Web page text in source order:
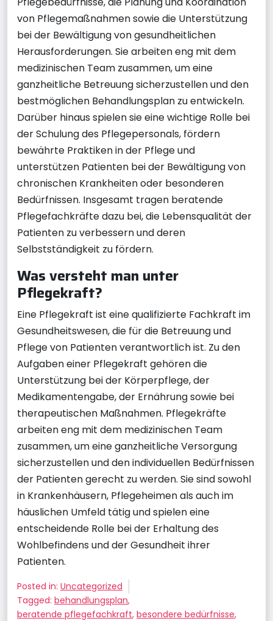
von Pflegemaßnahmen sowie die Unterstützung
bei der Bewältigung von gesundheitlichen
Herausforderungen. Sie arbeiten eng mit dem
medizinischen Team zusammen, um eine
ganzheitliche Betreuung sicherzustellen und den
bestmöglichen Behandlungsplan zu entwickeln.
Darüber hinaus spielen sie eine wichtige Rolle bei
der Schulung des Pflegepersonals, fördern
bewährte Praktiken in der Pflege und
unterstützen Patienten bei der Bewältigung von
chronischen Krankheiten oder besonderen
Bedürfnissen. Insgesamt tragen beratende
Pflegefachkräfte dazu bei, die Lebensqualität der
Patienten zu verbessern und deren
Selbstständigkeit zu fördern.
Was versteht man unter
Pflegekraft?
Eine Pflegekraft ist eine qualifizierte Fachkraft im
Gesundheitswesen, die für die Betreuung und
Pflege von Patienten verantwortlich ist. Zu den
Aufgaben einer Pflegekraft gehören die
Unterstützung bei der Körperpflege, der
Medikamentengabe, der Ernährung sowie bei
therapeutischen Maßnahmen. Pflegekräfte
arbeiten eng mit dem medizinischen Team
zusammen, um eine ganzheitliche Versorgung
sicherzustellen und den individuellen Bedürfnissen
der Patienten gerecht zu werden. Sie sind sowohl
in Krankenhäusern, Pflegeheimen als auch im
häuslichen Umfeld tätig und spielen eine
entscheidende Rolle bei der Erhaltung des
Wohlbefindens und der Gesundheit ihrer
Patienten.
Posted in: Uncategorized
Tagged: behandlungsplan,
beratende pflegefachkraft, besondere bedürfnisse,